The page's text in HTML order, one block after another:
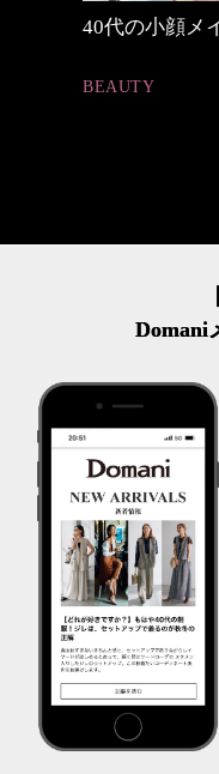
40代の小顔メ
BEAUTY
Domani